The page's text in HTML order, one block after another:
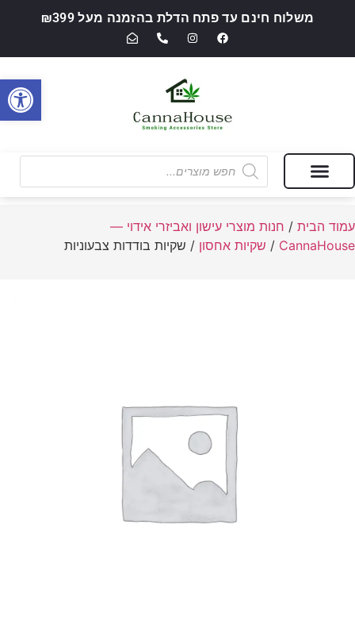
משלוח חינם עד פתח הדלת בהזמנה מעל ₪399
עמוד הבית / חנות מוצרי עישון ואביזרי אידוי —
CannaHouse
/ שקיות אחסון / שקיות בודדות צבעוניות
פתח